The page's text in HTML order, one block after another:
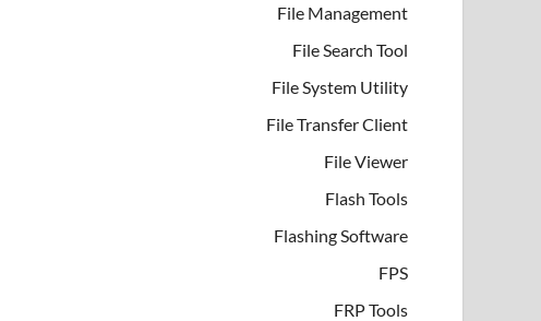
File Management
File Search Tool
File System Utility
File Transfer Client
File Viewer
Flash Tools
Flashing Software
FPS
FRP Tools